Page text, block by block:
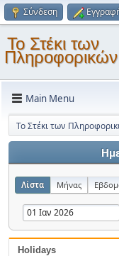
Σύνδεση
Το Στέκι των
Πληροφορικών
Main Menu
Το Στέκι των
Λίστα Μήνας
Holidays